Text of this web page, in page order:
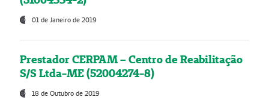
01 de Janeiro de 2019
Prestador CERPAM – Centro de Reabilitação
S/S Ltda-ME (52004274-8)
18 de Outubro de 2019